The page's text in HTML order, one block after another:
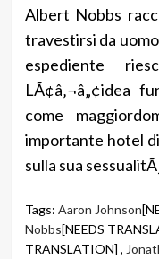
Albert Nobbs
travestirsi da
espediente
LÃ¢â‚¬â„¢idea
come
importante hotel
sulla sua
Tags: Aaron Johnson
Nobbs[NEEDS
TRANSLATION] ,